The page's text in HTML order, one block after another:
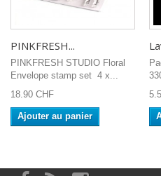
PINKFRESH...
PINKFRESH STUDIO Floral
Envelope stamp set 4 x...
18.90 CHF
Ajouter au panier